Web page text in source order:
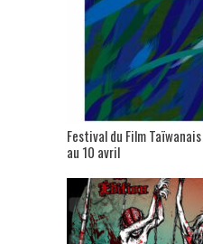
Festival du Film
au 10 avril